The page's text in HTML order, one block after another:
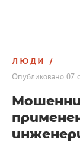
ЛЮДИ
Опубликовано 07